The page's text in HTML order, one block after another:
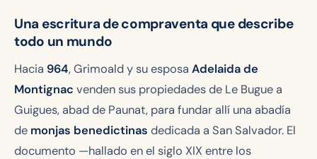
Una escritura de compraventa que describe
todo un mundo
Hacia 964, Grimoald y su esposa Adelaida de
Montignac venden sus propiedades de Le Bugue a
Guigues, abad de Paunat, para fundar allí una abadía
de monjas benedictinas dedicada a San Salvador. El
documento —hallado en el siglo XIX entre los